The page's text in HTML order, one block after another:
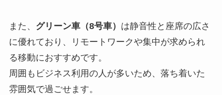
また、 グリーン車（8号車） は静音性と座席の広さ
に優れており、リモートワークや集中が求められ
る移動におすすめです。
周囲もビジネス利用の人が多いため、落ち着いた
雰囲気で過ごせます。